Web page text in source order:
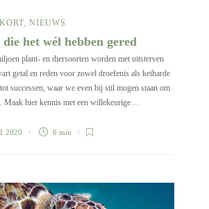
KORT, NIEUWS
het wél hebben gered
plant- en diersoorten worden met uitsterven
getal en reden voor zowel droefenis als keiharde
successen, waar we even bij stil mogen staan om
Maak hier kennis met een willekeurige…
2020 6 min